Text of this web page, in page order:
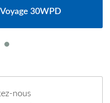
30WPD
nous